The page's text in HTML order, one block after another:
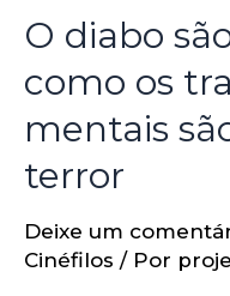
O diabo
como os
mentais
terror
Deixe um
Cinéfilos / Por